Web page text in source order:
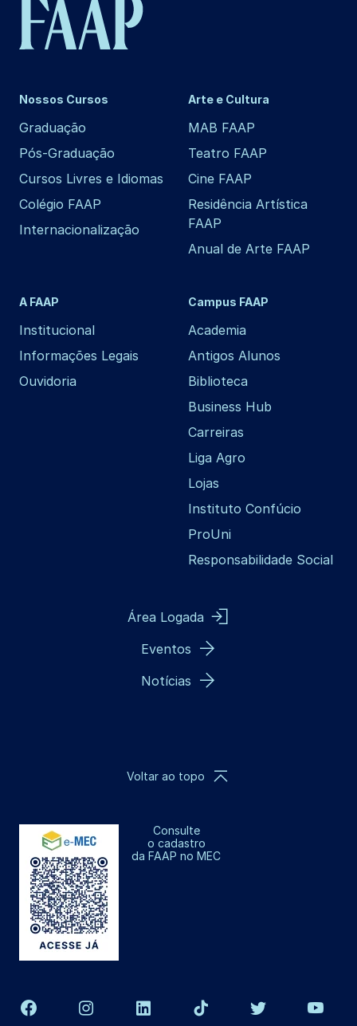
Nossos Cursos
Graduação
Pós-Graduação
Cursos Livres e Idiomas
Colégio FAAP
Internacionalização
Arte e Cultura
MAB FAAP
Teatro FAAP
Cine FAAP
Residência Artística
FAAP
Anual de Arte FAAP
A FAAP
Institucional
Informações Legais
Ouvidoria
Campus FAAP
Academia
Antigos Alunos
Biblioteca
Business Hub
Carreiras
Liga Agro
Lojas
Instituto Confúcio
ProUni
Responsabilidade Social
Área Logada
Eventos
Notícias
Consulte
o cadastro
da FAAP no MEC
Voltar ao topo